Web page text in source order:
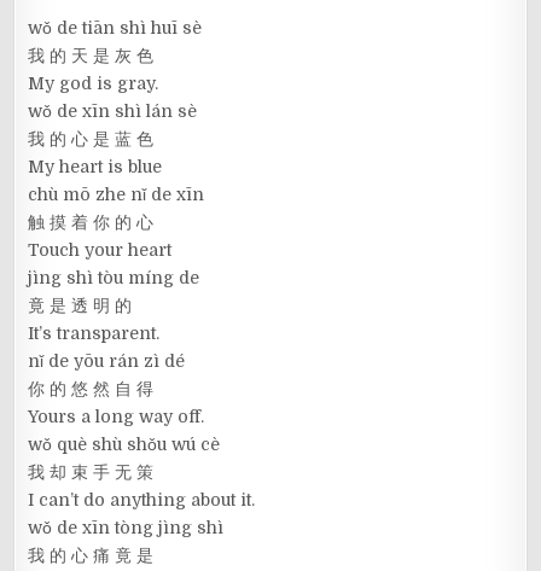
wǒ de tiān shì huī sè
我 的 天 是 灰 色
My god is gray.
wǒ de xīn shì lán sè
我 的 心 是 蓝 色
My heart is blue
chù mō zhe nǐ de xīn
触 摸 着 你 的 心
Touch your heart
jìng shì tòu míng de
竟 是 透 明 的
It’s transparent.
nǐ de yōu rán zì dé
你 的 悠 然 自 得
Yours a long way off.
wǒ què shù shǒu wú cè
我 却 束 手 无 策
I can’t do anything about it.
wǒ de xīn tòng jìng shì
我 的 心 痛 竟 是